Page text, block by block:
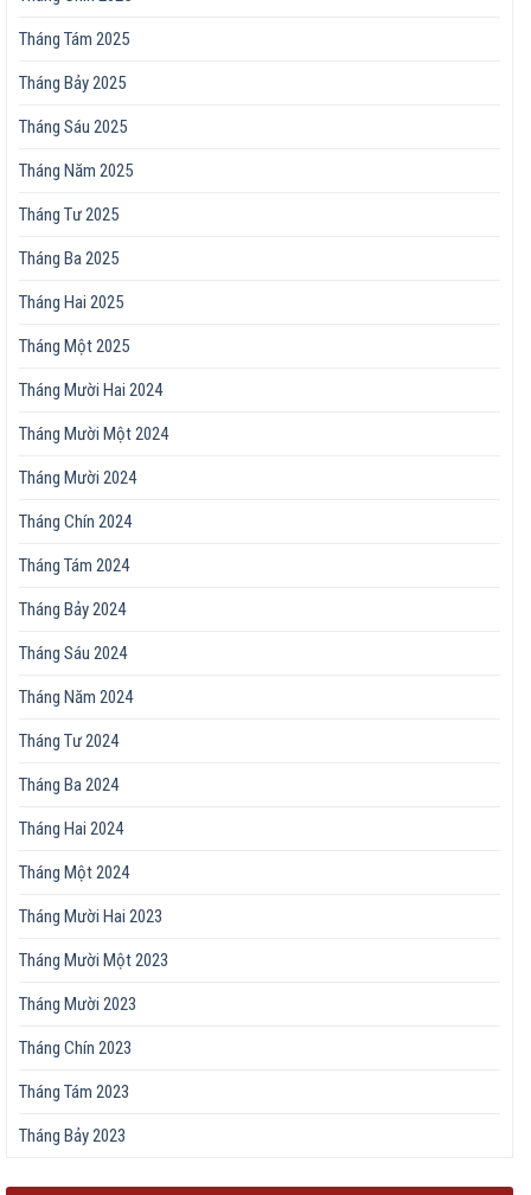
Tháng Tám 2025
Tháng Bảy 2025
Tháng Sáu 2025
Tháng Năm 2025
Tháng Tư 2025
Tháng Ba 2025
Tháng Hai 2025
Tháng Một 2025
Tháng Mười Hai 2024
Tháng Mười Một 2024
Tháng Mười 2024
Tháng Chín 2024
Tháng Tám 2024
Tháng Bảy 2024
Tháng Sáu 2024
Tháng Năm 2024
Tháng Tư 2024
Tháng Ba 2024
Tháng Hai 2024
Tháng Một 2024
Tháng Mười Hai 2023
Tháng Mười Một 2023
Tháng Mười 2023
Tháng Chín 2023
Tháng Tám 2023
Tháng Bảy 2023